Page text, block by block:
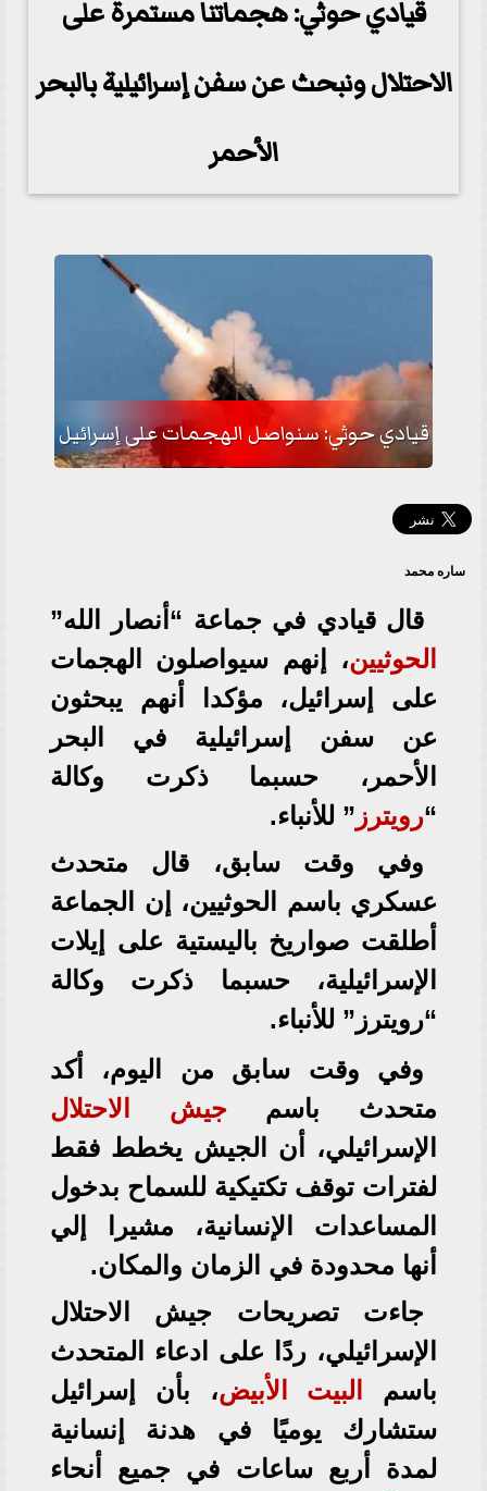
قيادي حوثي: هجماتنا مستمرة على
الاحتلال ونبحث عن سفن إسرائيلية بالبحر
الأحمر
قيادي حوثي: سنواصل الهجمات على إسرائيل
ساره محمد
قال قيادي في جماعة “أنصار الله”
الحوثيين، إنهم سيواصلون الهجمات
على إسرائيل، مؤكدا أنهم يبحثون
عن سفن إسرائيلية في البحر
الأحمر، حسبما ذكرت وكالة
“رويترز ” للأنباء.
وفي وقت سابق، قال متحدث
عسكري باسم الحوثيين، إن الجماعة
أطلقت صواريخ باليستية على إيلات
الإسرائيلية، حسبما ذكرت وكالة
“رويترز” للأنباء.
وفي وقت سابق من اليوم، أكد
متحدث باسم جيش الاحتلال
الإسرائيلي، أن الجيش يخطط فقط
لفترات توقف تكتيكية للسماح بدخول
المساعدات الإنسانية، مشيرا إلي
أنها محدودة في الزمان والمكان.
جاءت تصريحات جيش الاحتلال
الإسرائيلي، ردًا على ادعاء المتحدث
باسم
البيت الأبيض، بأن إسرائيل
ستشارك يوميًا في هدنة إنسانية
لمدة أربع ساعات في جميع أنحاء